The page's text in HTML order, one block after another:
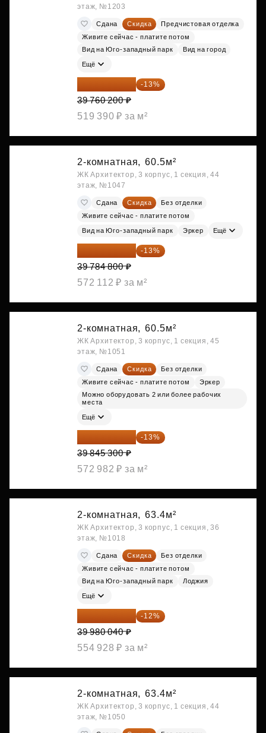
этаж, №1203
Сдана Скидка
Предчистовая отделка
Живите сейчас - платите потом
Вид на Юго-западный парк
Вид на город
Ещё
34 591 374 ₽ -13%
39 760 200 ₽
519 390 ₽ за м²
2-комнатная, 60.5м²
ЖК Архитектор, 3 корпус, 1 секция, 44
этаж, №1047
Сдана Скидка
Без отделки
Живите сейчас - платите потом
Вид на Юго-западный парк Эркер Ещё
34 612 776 ₽ -13%
39 784 800 ₽
572 112 ₽ за м²
2-комнатная, 60.5м²
ЖК Архитектор, 3 корпус, 1 секция, 45
этаж, №1051
Сдана Скидка
Без отделки
Живите сейчас - платите потом
Эркер
Можно оборудовать 2 или более рабочих
места
Ещё
34 665 411 ₽ -13%
39 845 300 ₽
572 982 ₽ за м²
2-комнатная, 63.4м²
ЖК Архитектор, 3 корпус, 1 секция, 36
этаж, №1018
Сдана Скидка
Без отделки
Живите сейчас - платите потом
Вид на Юго-западный парк
Лоджия
Ещё
35 182 435 ₽ -12%
39 980 040 ₽
554 928 ₽ за м²
2-комнатная, 63.4м²
ЖК Архитектор, 3 корпус, 1 секция, 44
этаж, №1050